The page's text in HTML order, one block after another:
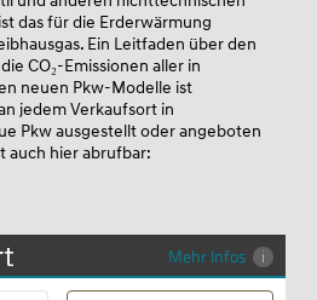
das für die Erderwärmung
Ein Leitfaden über den
CO₂-Emissionen aller in
neuen Pkw-Modelle ist
jedem Verkaufsort in
Pkw ausgestellt oder angeboten
auch hier abrufbar:
Mehr Infos